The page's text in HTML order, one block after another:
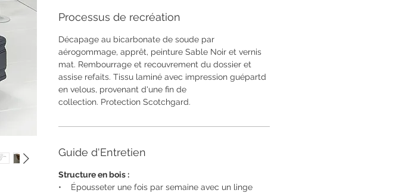
Processus de recréation
Décapage au bicarbonate de soude par
aérogommage, apprêt, peinture Sable Noir et vernis
mat. Rembourrage et recouvrement du dossier et
assise refaits. Tissu laminé avec impression guépartd
en velous, provenant d'une fin de
collection. Protection Scotchgard.
Guide d'Entretien
Structure en bois :
• Épousseter une fois par semaine avec un linge